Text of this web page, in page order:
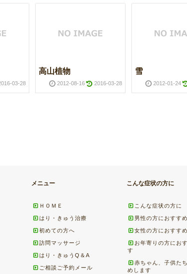
03-28
高山植物
2012-08-16 2016-03-28
雪
2012-01-24
メニュー
ＨＯＭＥ
はり・きゅう治療
初めての方へ
訪問マッサージ
はり・きゅうQ＆A
ご相談ご予約メール
こんな症状の方に
こんな症状の方に
男性の方におすす
女性の方におすす
お年寄りの方にお
す
赤ちゃん、子供た
めします